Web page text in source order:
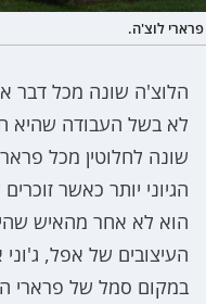
פרארי לוצ'ה.
הלוצ'ה שונה מכל דבר
לא בשל העבודה שהיא
שונה לחלוטין מכל
הגיוני יותר כאשר
הוא לא אחר מהאיש
במקום סמל של פרארי